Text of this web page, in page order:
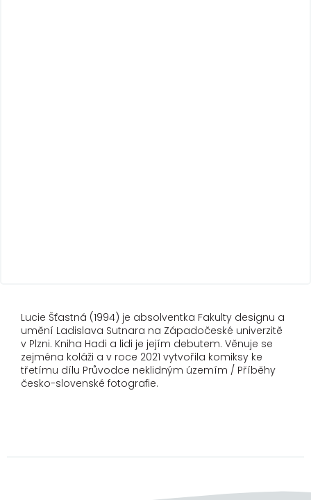
Lucie Šťastná (1994) je absolventka Fakulty designu a
umění Ladislava Sutnara na Západočeské univerzitě
v Plzni. Kniha Hadi a lidi je jejím debutem. Věnuje se
zejména koláži a v roce 2021 vytvořila komiksy ke
třetímu dílu Průvodce neklidným územím / Příběhy
česko-slovenské fotografie.